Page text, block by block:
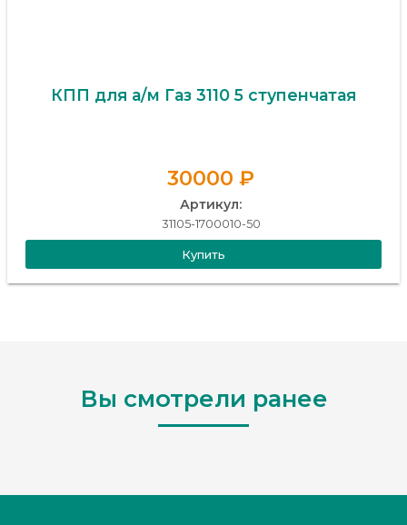
КПП для а/м Газ 3110 5 ступенчатая
30000 ₽
Артикул:
31105-1700010-50
Купить
Вы смотрели ранее